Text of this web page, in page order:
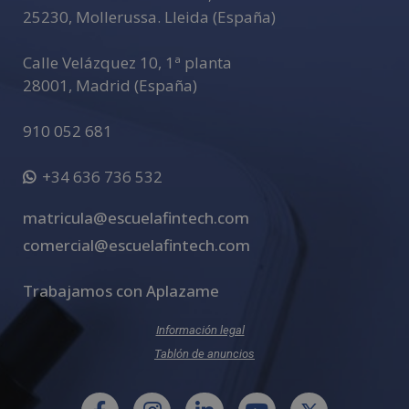
25230, Mollerussa. Lleida (España)
Calle Velázquez 10, 1ª planta
28001 , Madrid (España)
910 052 681
+34 636 736 532
matricula@escuelafintech.com
comercial@escuelafintech.com
Trabajamos con Aplazame
Información legal
Tablón de anuncios